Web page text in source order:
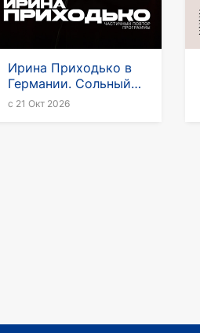
Ирина Приходько в
Германии. Сольный
стендап-тур
с 21 Окт 2026